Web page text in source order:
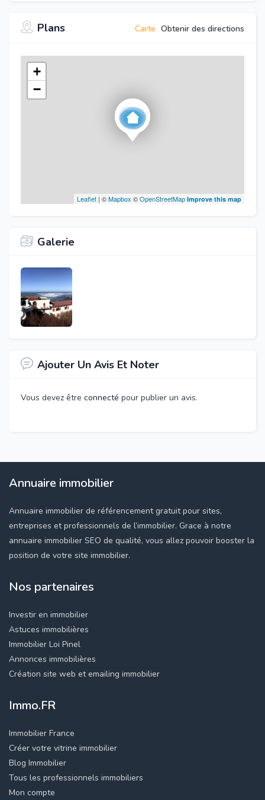
Plans Carte Obtenir des directions
+
−
Leaflet | ©Mapbox ©OpenStreetMap Improve this map
Galerie
Ajouter Un Avis Et Noter
Vous devez être connecté pour publier un avis.
Annuaire immobilier
Annuaire immobilier de référencement gratuit pour sites,
entreprises et professionnels de l’immobilier. Grace à notre
annuaire immobilier SEO de qualité, vous allez pouvoir booster la
position de votre site immobilier.
Nos partenaires
Investir en immobilier
Astuces immobilières
Immobilier Loi Pinel
Annonces immobilières
Création site web et emailing immobilier
Immo.FR
Immobilier France
Créer votre vitrine immobilier
Blog Immobilier
Tous les professionnels immobiliers
Mon compte